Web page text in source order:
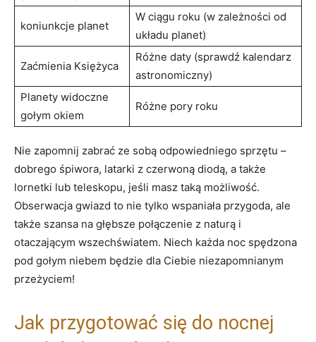
koniunkcje planet
W ciągu roku (w zależności od
układu planet)
Zaćmienia Księżyca
Różne daty (sprawdź kalendarz
astronomiczny)
Planety widoczne⁢
gołym okiem
Różne pory roku
Nie zapomnij zabrać ze sobą odpowiedniego sprzętu –
dobrego śpiwora, latarki z czerwoną diodą, a także
lornetki lub teleskopu, jeśli masz taką możliwość.
Obserwacja gwiazd to⁤ nie ​tylko ​wspaniała przygoda, ale
także szansa na głębsze połączenie ​z naturą i⁢
otaczającym wszechświatem. Niech każda noc spędzona
pod gołym niebem będzie dla Ciebie niezapomnianym
przeżyciem!
Jak przygotować się do nocnej